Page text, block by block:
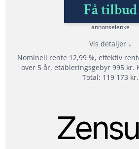
Nedbetalingstid: 1 - 15 år
Effektiv rente: 8,17% til 34,16%
Få tilbud
annonselenke
Nominell rente 12,99 %, effektiv
over 5 år, etableringsgebyr 995 kr.
Total: 119 173 kr.
Vis detaljer
Forbrukslån opptil 600 000 kr til
Opptil 800 000 i lån til